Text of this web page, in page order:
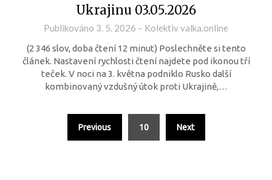
Ukrajinu 03.05.2026
Publikováno 3. 5. 2026 – Kolektiv valka.online
(2 346 slov, doba čtení 12 minut) Poslechněte si tento
článek. Nastavení rychlosti čtení najdete pod ikonou tří
teček. V noci na 3. května podniklo Rusko další
kombinovaný vzdušný útok proti Ukrajině,…
Previous 10 Next